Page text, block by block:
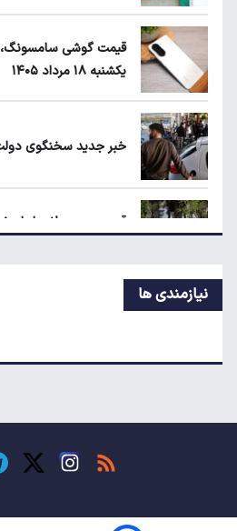
یارانه نقدی و
لبنیات دوباره گران
قیمت گوشی سامسونگ،
یکشنبه ۱۸ مرداد ۱۴۰۵
خبر جدید سخنگوی دولت
قیمت محصولات
نیازمندی ها